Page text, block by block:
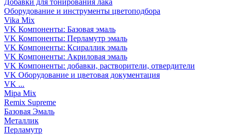
Добавки для тонирования лака
Оборудование и инструменты цветоподбора
Vika Mix
VK Компоненты: Базовая эмаль
VK Компоненты: Перламутр эмаль
VK Компоненты: Ксираллик эмаль
VK Компоненты: Акриловая эмаль
VK Компоненты: добавки, растворители, отвердители
VK Оборудование и цветовая документация
VK ...
Mipa Mix
Remix Supreme
Базовая Эмаль
Металлик
Перламутр